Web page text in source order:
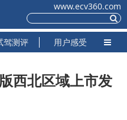
www.ecv360.com
驾测评 用户感受
西北区域上市发